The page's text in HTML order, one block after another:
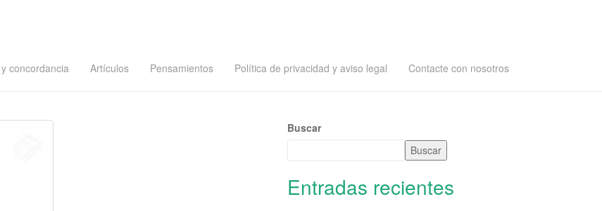
concordancia Artículos Pensamientos Política de privacidad y aviso legal Contacte con nosotros
Buscar
Buscar
Entradas recientes